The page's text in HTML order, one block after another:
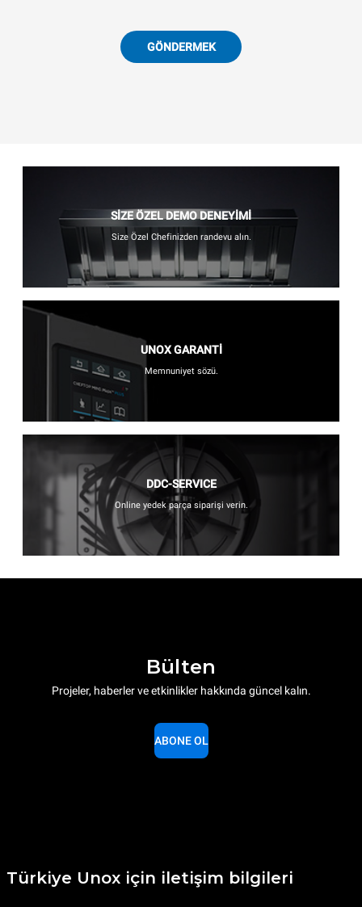
GÖNDERMEK
SİZE ÖZEL DEMO DENEYİMİ
Size Özel Chefinizden randevu alın.
UNOX GARANTİ
Memnuniyet sözü.
DDC-SERVICE
Online yedek parça siparişi verin.
Bülten
Projeler, haberler ve etkinlikler hakkında güncel kalın.
ABONE OL
Türkiye Unox için iletişim bilgileri